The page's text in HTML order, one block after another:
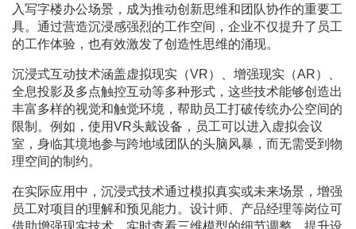
入写字楼办公场景，成为推动创新思维和团队协作的重要工
具。通过营造沉浸感强烈的工作空间，企业不仅提升了员工
的工作体验，也有效激发了创造性思维的涌现。
沉浸式互动技术涵盖虚拟现实（VR）、增强现实（AR）、
全息投影及多点触控互动等多种形式，这些技术能够创造出
丰富多样的视觉和触觉环境，帮助员工打破传统办公空间的
限制。例如，使用VR头戴设备，员工可以进入虚拟会议
室，身临其境地参与跨地域团队的头脑风暴，而无需受到物
理空间的制约。
在实际应用中，沉浸式技术通过模拟真实或未来场景，增强
员工对项目的理解和预见能力。设计师、产品经理等岗位可